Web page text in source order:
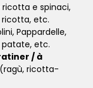
ricotta e spinaci,
ricotta, etc.
Pappardelle,
patate, etc.
/ à
ricotta-